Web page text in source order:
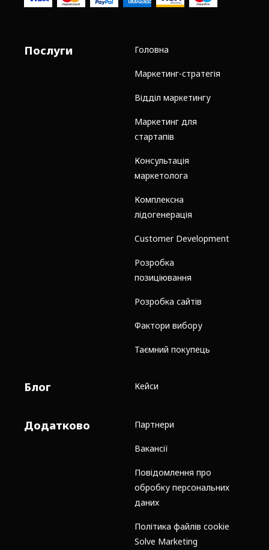
Послуги Головна
Маркетинг-стратегія
Відділ маркетингу
Маркетинг для
стартапів
Консультація
маркетолога
Комплексна
лідогенерація
Customer Development
Розробка
позиціювання
Розробка сайтів
Фактори вибору
Таємний покупець
Блог Кейси
Додатково Партнери
Вакансії
Повідомлення про
обробку персональних
даних
Політика файлів cookie
Solve Marketing